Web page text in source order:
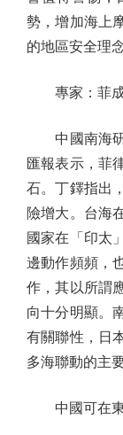
勢，增加海上
的地區安全理念
專家：菲成
中國南海研
匯報表示，菲
石。丁鐸指出
險增大。台海
國家在「印太
邊動作頻頻，
作，其以所謂
向十分明顯。
有關聯性，日
多海聯動的主
中國可在東